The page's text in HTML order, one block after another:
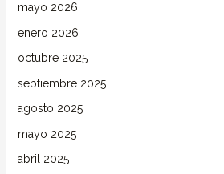
mayo 2026
enero 2026
octubre 2025
septiembre 2025
agosto 2025
mayo 2025
abril 2025